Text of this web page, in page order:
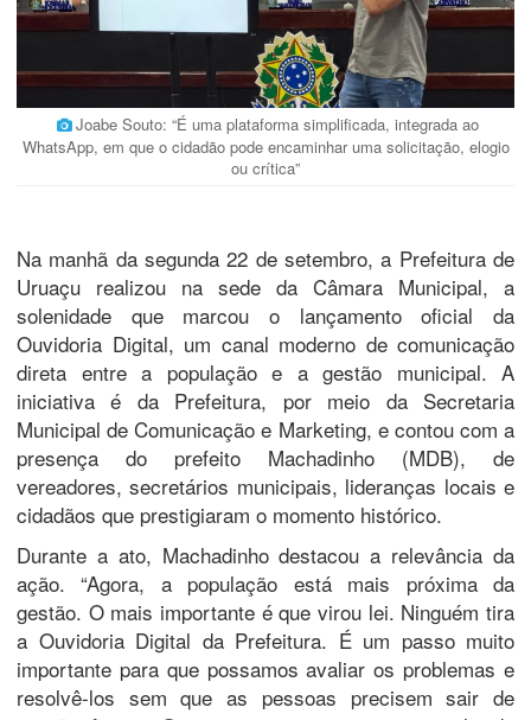
Joabe Souto: “É uma plataforma simplificada, integrada ao
WhatsApp, em que o cidadão pode encaminhar uma solicitação, elogio
ou crítica”
Na manhã da segunda 22 de setembro, a Prefeitura de
Uruaçu realizou na sede da Câmara Municipal, a
solenidade que marcou o lançamento oficial da
Ouvidoria Digital, um canal moderno de comunicação
direta entre a população e a gestão municipal. A
iniciativa é da Prefeitura, por meio da Secretaria
Municipal de Comunicação e Marketing, e contou com a
presença do prefeito Machadinho (MDB), de
vereadores, secretários municipais, lideranças locais e
cidadãos que prestigiaram o momento histórico.
Durante a ato, Machadinho destacou a relevância da
ação. “Agora, a população está mais próxima da
gestão. O mais importante é que virou lei. Ninguém tira
a Ouvidoria Digital da Prefeitura. É um passo muito
importante para que possamos avaliar os problemas e
resolvê-los sem que as pessoas precisem sair de